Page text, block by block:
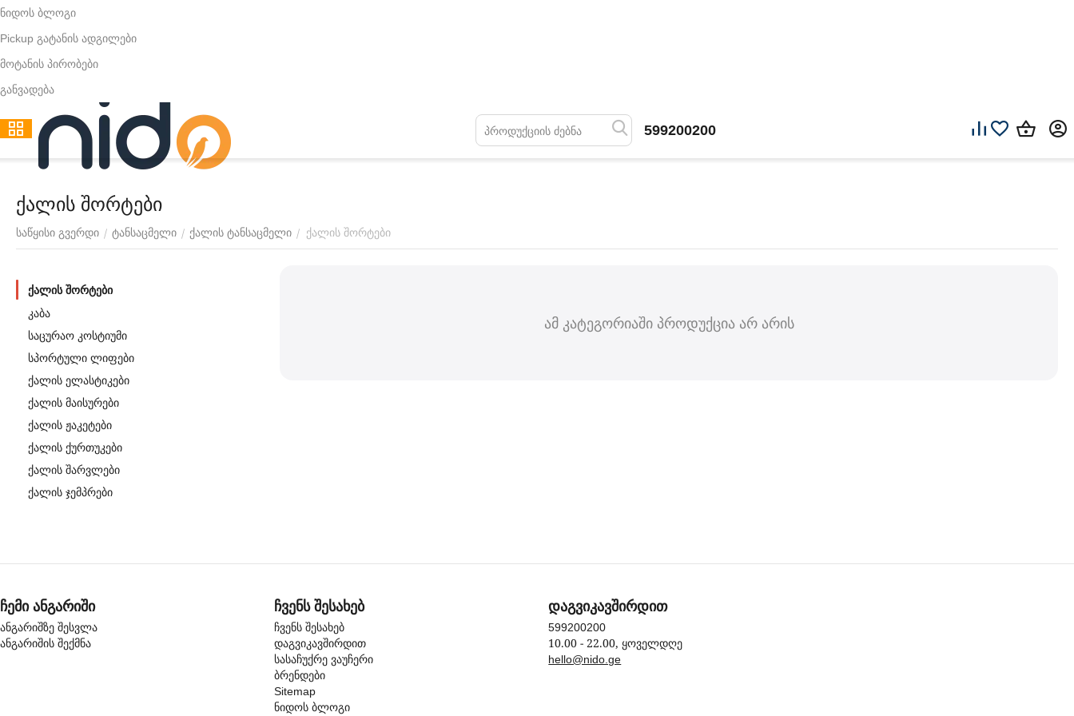
ნიდოს ბლოგი
Pickup გატანის ადგილები
მოტანის პირობები
განვადება
599200200
ქალის შორტები
საწყისი გვერდი / ტანსაცმელი / ქალის ტანსაცმელი / ქალის შორტები
ამ კატეგორიაში პროდუქცია არ არის
ქალის შორტები
კაბა
საცურაო კოსტიუმი
სპორტული ლიფები
ქალის ელასტიკები
ქალის მაისურები
ქალის ჟაკეტები
ქალის ქურთუკები
ქალის შარვლები
ქალის ჯემპრები
ჩემი ანგარიში
ანგარიშზე შესვლა
ანგარიშის შექმნა
ჩვენს შესახებ
ჩვენს შესახებ
დაგვიკავშირდით
სასაჩუქრე ვაუჩერი
ბრენდები
Sitemap
ნიდოს ბლოგი
დაგვიკავშირდით
599200200
10.00 - 22.00, ყოველდღე
hello@nido.ge